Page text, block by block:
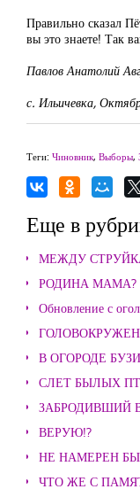
Правильно сказал
вы это знаете! Так
Павлов Анатолий
с. Ильичевка,
Теги: Чиновник, Выборы,
Еще в
МЕЖДУ
РОДИНА МАМА?
Обновление с
В ОГОРОДЕ
СЛЕТ БЫЛЫХ
ЗАБРОДИВШИЙ
ВЕРУЮ!?
НЕ НАМЕРЕН
ЧТО ЖЕ С